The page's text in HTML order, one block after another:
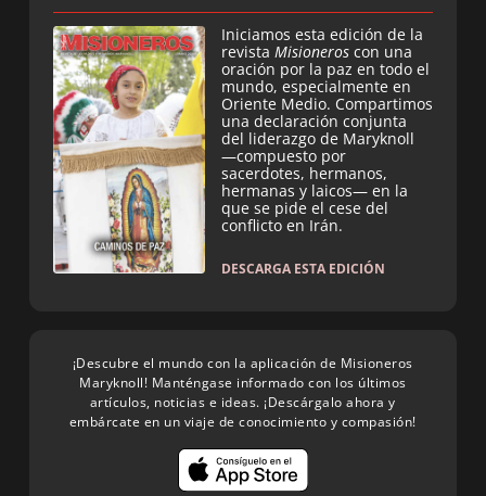
Iniciamos esta edición de la
revista Misioneros con una
oración por la paz en todo el
mundo, especialmente en
Oriente Medio. Compartimos
una declaración conjunta
del liderazgo de Maryknoll
—compuesto por
sacerdotes, hermanos,
hermanas y laicos— en la
que se pide el cese del
conflicto en Irán.
DESCARGA ESTA EDICIÓN
¡Descubre el mundo con la aplicación de Misioneros
Maryknoll! Manténgase informado con los últimos
artículos, noticias e ideas. ¡Descárgalo ahora y
embárcate en un viaje de conocimiento y compasión!